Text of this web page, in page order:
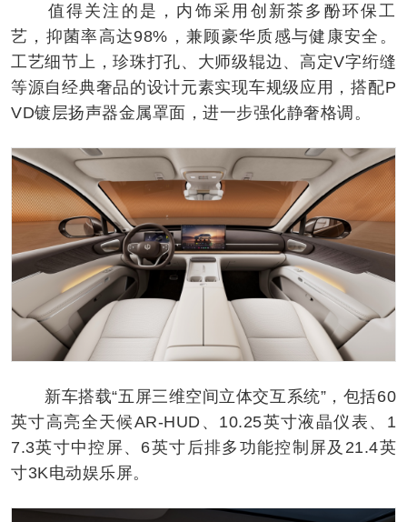
值得关注的是，内饰采用创新茶多酚环保工
艺，抑菌率高达98%，兼顾豪华质感与健康安全。
工艺细节上，珍珠打孔、大师级辊边、高定V字绗缝
等源自经典奢品的设计元素实现车规级应用，搭配P
VD镀层扬声器金属罩面，进一步强化静奢格调。
新车搭载“五屏三维空间立体交互系统”，包括60
英寸高亮全天候AR-HUD、10.25英寸液晶仪表、1
7.3英寸中控屏、6英寸后排多功能控制屏及21.4英
寸3K电动娱乐屏。